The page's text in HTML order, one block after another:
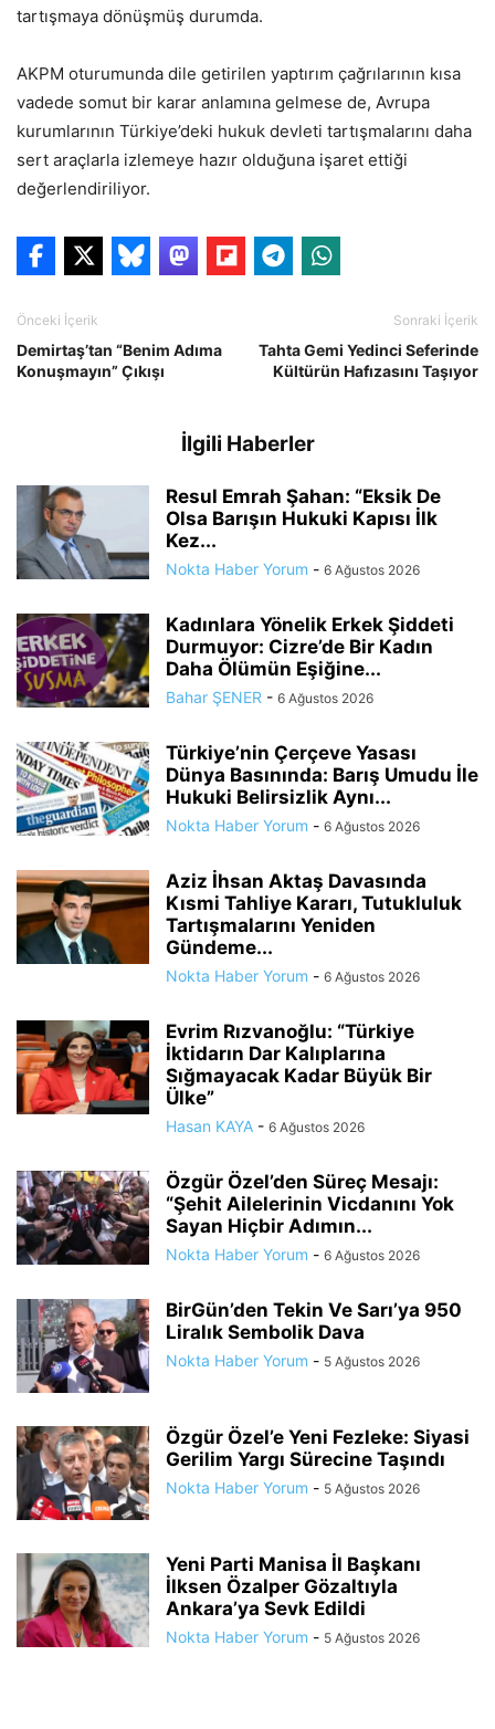
tartışmaya dönüşmüş durumda.
AKPM oturumunda dile getirilen yaptırım çağrılarının kısa
vadede somut bir karar anlamına gelmese de, Avrupa
kurumlarının Türkiye’deki hukuk devleti tartışmalarını daha
sert araçlarla izlemeye hazır olduğuna işaret ettiği
değerlendiriliyor.
Önceki İçerik
Demirtaş’tan “Benim Adıma
Konuşmayın” Çıkışı
Sonraki İçerik
Tahta Gemi Yedinci Seferinde
Kültürün Hafızasını Taşıyor
İlgili Haberler
Resul Emrah Şahan: “Eksik De
Olsa Barışın Hukuki Kapısı İlk
Kez...
Nokta Haber Yorum - 6 Ağustos 2026
Kadınlara Yönelik Erkek Şiddeti
Durmuyor: Cizre’de Bir Kadın
Daha Ölümün Eşiğine...
Bahar ŞENER - 6 Ağustos 2026
Türkiye’nin Çerçeve Yasası
Dünya Basınında: Barış Umudu İle
Hukuki Belirsizlik Aynı...
Nokta Haber Yorum - 6 Ağustos 2026
Aziz İhsan Aktaş Davasında
Kısmi Tahliye Kararı, Tutukluluk
Tartışmalarını Yeniden
Gündeme...
Nokta Haber Yorum - 6 Ağustos 2026
Evrim Rızvanoğlu: “Türkiye
İktidarın Dar Kalıplarına
Sığmayacak Kadar Büyük Bir
Ülke”
Hasan KAYA - 6 Ağustos 2026
Özgür Özel’den Süreç Mesajı:
“Şehit Ailelerinin Vicdanını Yok
Sayan Hiçbir Adımın...
Nokta Haber Yorum - 6 Ağustos 2026
BirGün’den Tekin Ve Sarı’ya 950
Liralık Sembolik Dava
Nokta Haber Yorum - 5 Ağustos 2026
Özgür Özel’e Yeni Fezleke: Siyasi
Gerilim Yargı Sürecine Taşındı
Nokta Haber Yorum - 5 Ağustos 2026
Yeni Parti Manisa İl Başkanı
İlksen Özalper Gözaltıyla
Ankara’ya Sevk Edildi
Nokta Haber Yorum - 5 Ağustos 2026